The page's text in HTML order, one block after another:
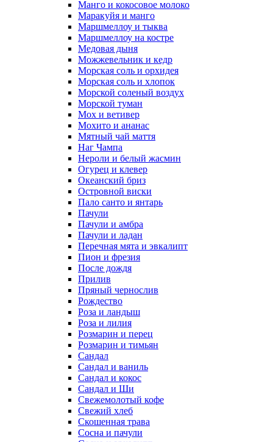
Манго и кокосовое молоко
Маракуйя и манго
Маршмеллоу и тыква
Маршмеллоу на костре
Медовая дыня
Можжевельник и кедр
Морская соль и орхидея
Морская соль и хлопок
Морской соленый воздух
Морской туман
Мох и ветивер
Мохито и ананас
Мятный чай маття
Наг Чампа
Нероли и белый жасмин
Огурец и клевер
Океанский бриз
Островной виски
Пало санто и янтарь
Пачули
Пачули и амбра
Пачули и ладан
Перечная мята и эвкалипт
Пион и фрезия
После дождя
Прилив
Пряный чернослив
Рождество
Роза и ландыш
Роза и лилия
Розмарин и перец
Розмарин и тимьян
Сандал
Сандал и ваниль
Сандал и кокос
Сандал и Ши
Свежемолотый кофе
Свежий хлеб
Скошенная трава
Сосна и пачули